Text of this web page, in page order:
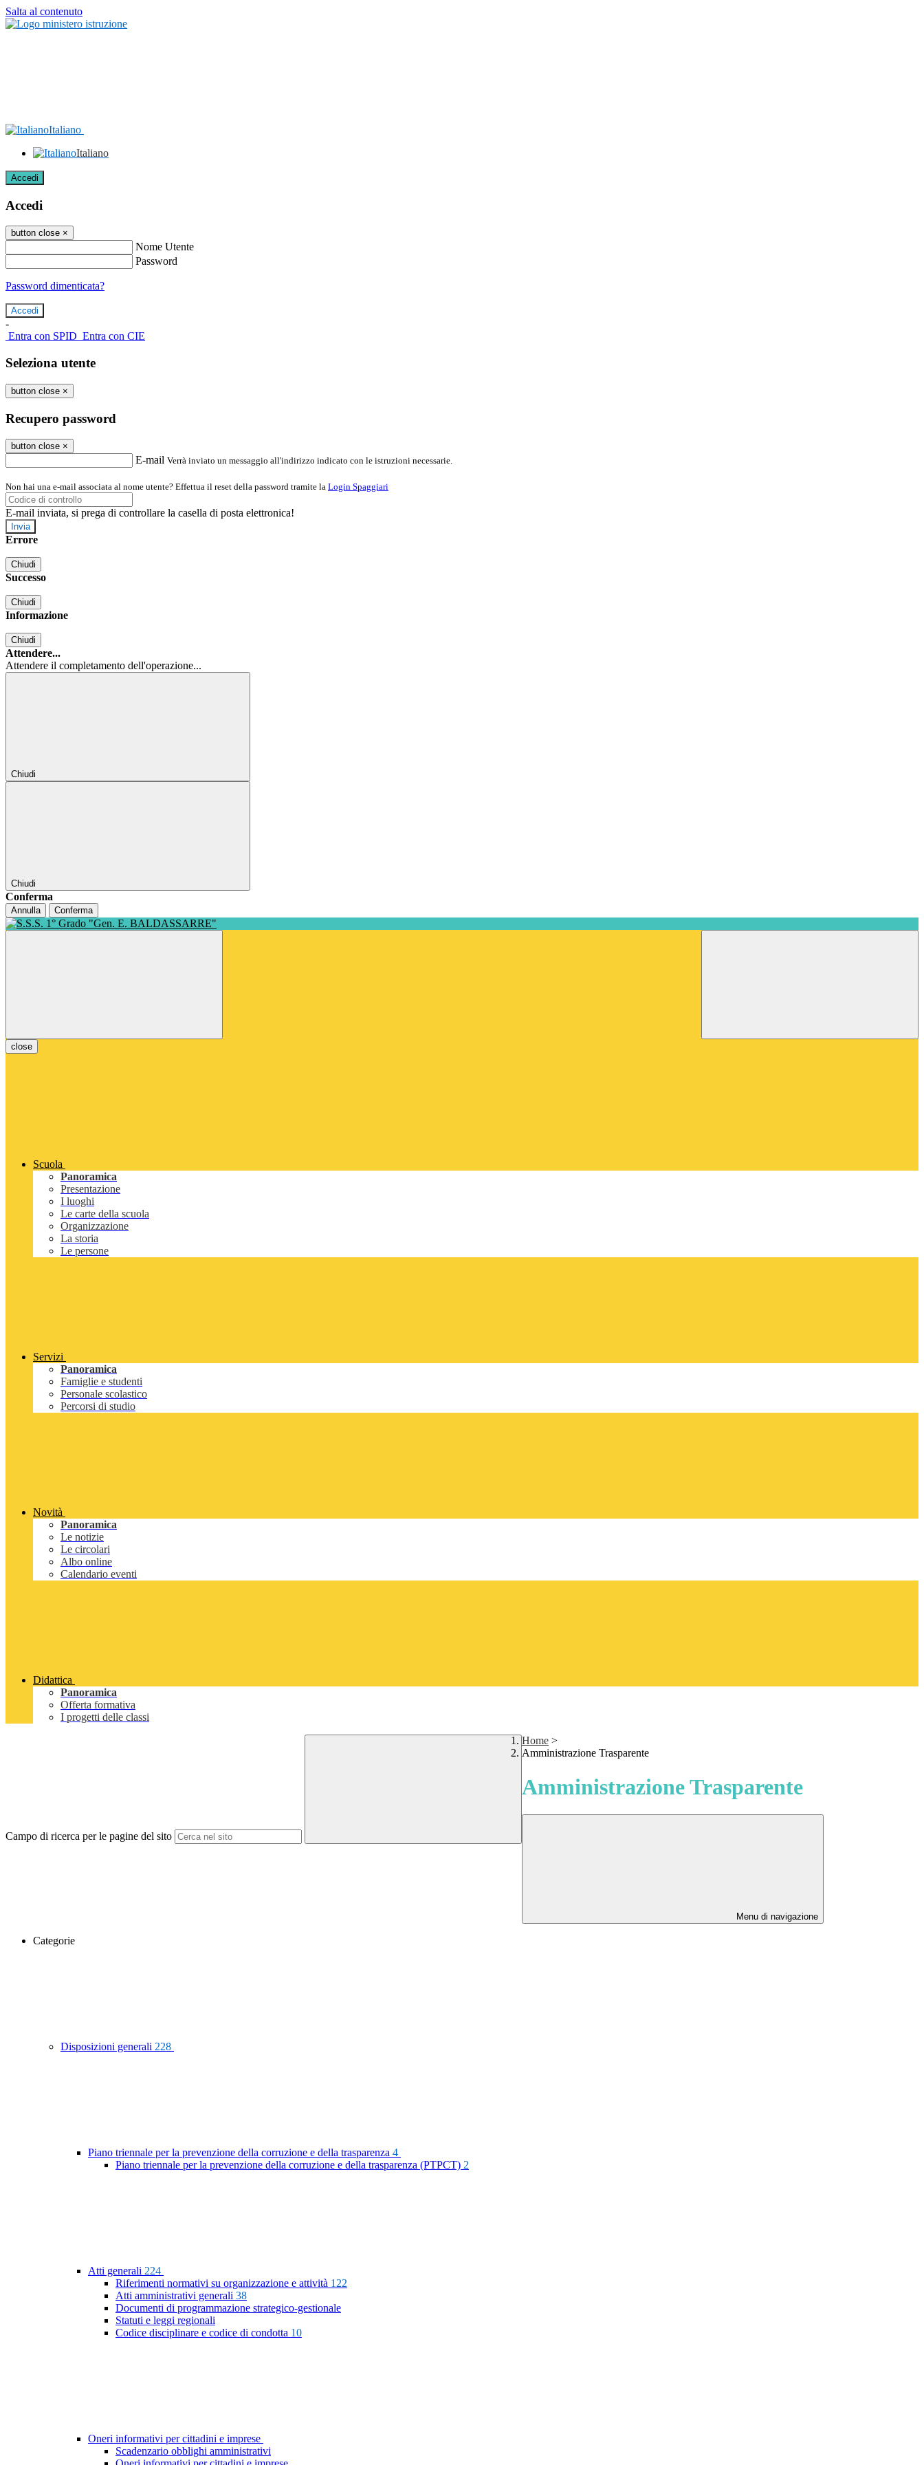
Salta al contenuto
Italiano
Italiano
Accedi
Accedi
button close ×
Nome Utente
Password
Password dimenticata?
-
Entra con SPID Entra con CIE
Seleziona utente
button close ×
Recupero password
button close ×
E-mail Verrà inviato un messaggio all'indirizzo indicato con le istruzioni necessarie.
Non hai una e-mail associata al nome utente? Effettua il reset della password tramite la Login Spaggiari
E-mail inviata, si prega di controllare la casella di posta elettronica!
Errore
Chiudi
Successo
Chiudi
Informazione
Chiudi
Attendere...
Attendere il completamento dell'operazione...
Chiudi
Chiudi
Conferma
Annulla Conferma
close
Scuola
Panoramica
Presentazione
I luoghi
Le carte della scuola
Organizzazione
La storia
Le persone
Servizi
Panoramica
Famiglie e studenti
Personale scolastico
Percorsi di studio
Novità
Panoramica
Le notizie
Le circolari
Albo online
Calendario eventi
Didattica
Panoramica
Offerta formativa
I progetti delle classi
Campo di ricerca per le pagine del sito
Home >
Amministrazione Trasparente
Amministrazione Trasparente
Menu di navigazione
Categorie
Disposizioni generali 228
Piano triennale per la prevenzione della corruzione e della trasparenza 4
Piano triennale per la prevenzione della corruzione e della trasparenza (PTPCT) 2
Atti generali 224
Riferimenti normativi su organizzazione e attività 122
Atti amministrativi generali 38
Documenti di programmazione strategico-gestionale
Statuti e leggi regionali
Codice disciplinare e codice di condotta 10
Oneri informativi per cittadini e imprese
Scadenzario obblighi amministrativi